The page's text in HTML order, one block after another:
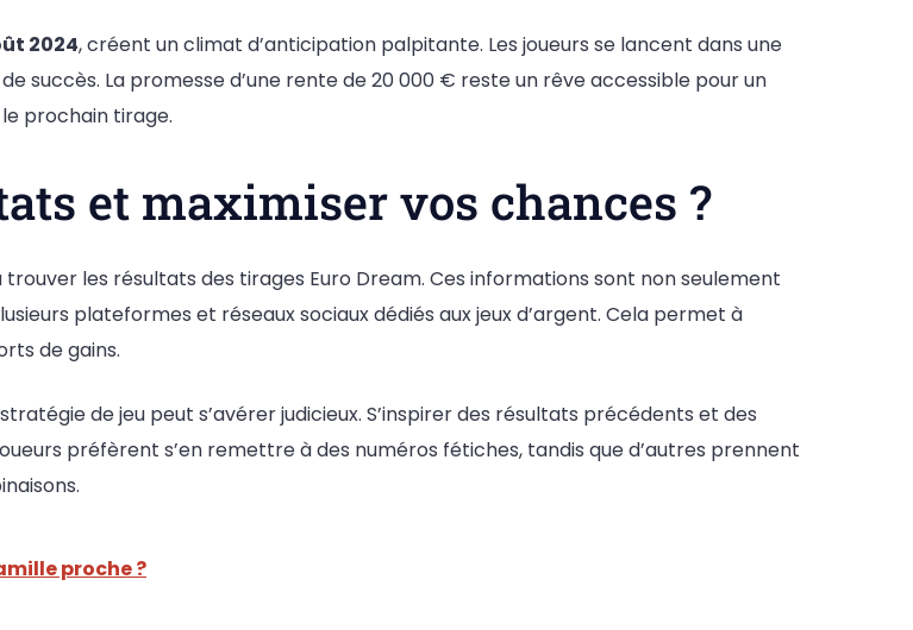
2024, créent un climat d’anticipation palpitante. Les joueurs se lancent dans une
succès. La promesse d’une rente de 20 000 € reste un rêve accessible pour un
prochain tirage.
et maximiser vos chances ?
trouver les résultats des tirages Euro Dream. Ces informations sont non seulement
plateformes et réseaux sociaux dédiés aux jeux d’argent. Cela permet à
de gains.
de jeu peut s’avérer judicieux. S’inspirer des résultats précédents et des
préfèrent s’en remettre à des numéros fétiches, tandis que d’autres prennent
proche ?